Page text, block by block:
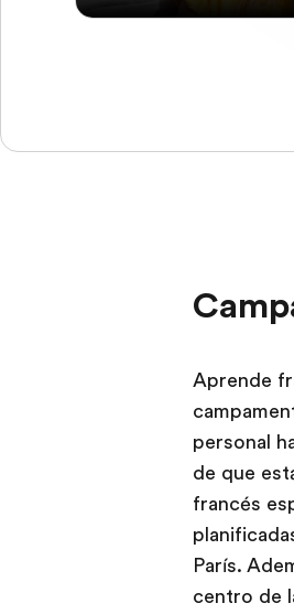
Aprende
personal
de que
francés
París.
centro de